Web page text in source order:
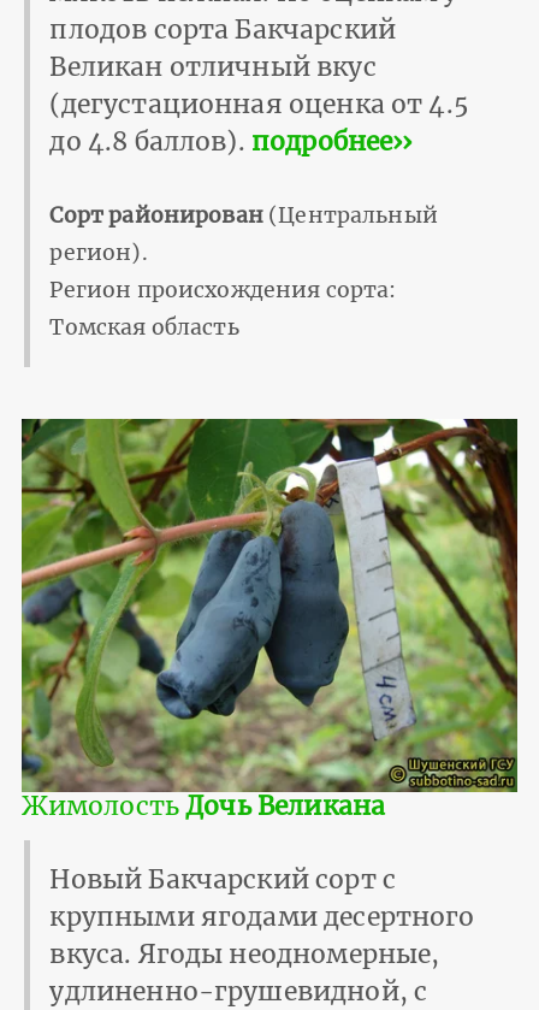
плодов сорта Бакчарский
Великан отличный вкус
(дегустационная оценка от 4.5
до 4.8 баллов). подробнее››
Сорт районирован(Центральный
регион).
Регион происхождения сорта:
Томская область
ЖимолостьДочь Великана
Новый Бакчарский сорт с
крупными ягодами десертного
вкуса. Ягоды неодномерные,
удлиненно-грушевидной, с